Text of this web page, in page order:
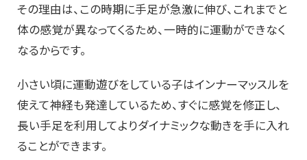
その理由は、この時期に手足が急激に伸び、これまでと
体の感覚が異なってくるため、一時的に運動ができなく
なるからです。
小さい頃に運動遊びをしている子はインナーマッスルを
使えて神経も発達しているため、すぐに感覚を修正し、
長い手足を利用してよりダイナミックな動きを手に入れ
ることができます。